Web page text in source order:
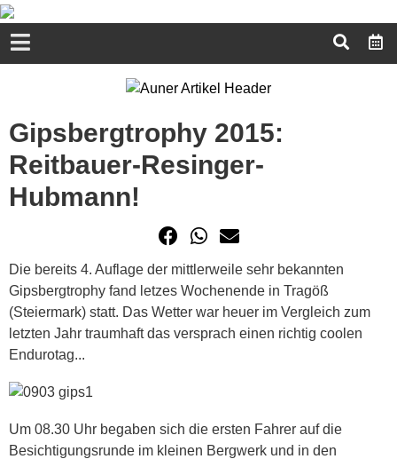
Gipsbergtrophy 2015:
Reitbauer-Resinger-
Hubmann!
Die bereits 4. Auflage der mittlerweile sehr bekannten
Gipsbergtrophy fand letzes Wochenende in Tragöß
(Steiermark) statt. Das Wetter war heuer im Vergleich zum
letzten Jahr traumhaft das versprach einen richtig coolen
Endurotag...
Um 08.30 Uhr begaben sich die ersten Fahrer auf die
Besichtigungsrunde im kleinen Bergwerk und in den